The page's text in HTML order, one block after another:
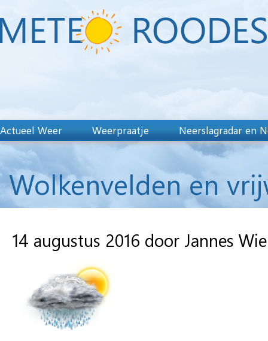
Actueel Weer Weerpraatje Neerslagradar en
Wolkenvelden en
14 augustus 2016 door Jannes